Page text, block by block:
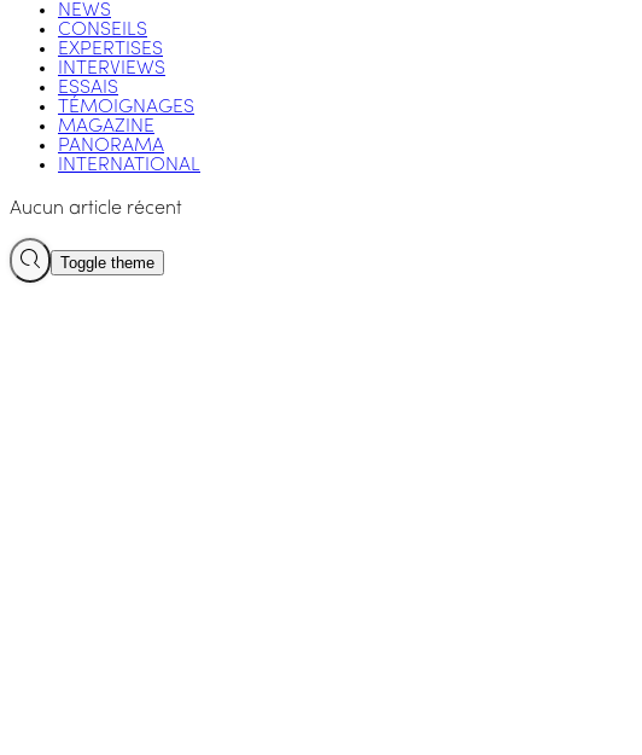
NEWS
CONSEILS
EXPERTISES
INTERVIEWS
ESSAIS
TÉMOIGNAGES
MAGAZINE
PANORAMA
INTERNATIONAL
Aucun article récent
Toggle theme